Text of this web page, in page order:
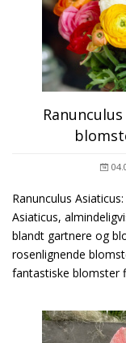
Ranunculus
Asiaticus,
blandt gartnere og
rosenlignende
fantastiske blomster